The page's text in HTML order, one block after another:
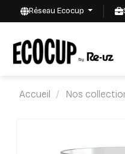
Réseau Ecocup
Accueil Nos